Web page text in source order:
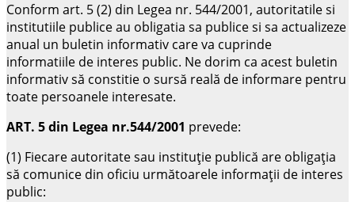
Conform art. 5 (2) din Legea nr. 544/2001, autoritatile si
institutiile publice au obligatia sa publice si sa actualizeze
anual un buletin informativ care va cuprinde
informatiile de interes public. Ne dorim ca acest buletin
informativ să constitie o sursă reală de informare pentru
toate persoanele interesate.
ART. 5 din Legea nr.544/2001 prevede:
(1) Fiecare autoritate sau instituţie publică are obligaţia
să comunice din oficiu următoarele informaţii de interes
public: